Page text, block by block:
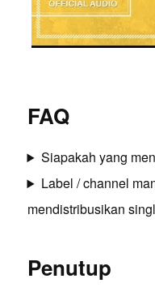
FAQ
Siapakah yang
Label / channel
mendistribusikan
Penutup